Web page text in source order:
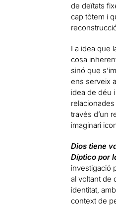
de deïtats
cap tòtem i
La idea que
cosa
sinó que
ens serveix
idea de déu
través d’un
imaginari
Dios tiene
Díptico por
investigació
al voltant de
identitat,
context de